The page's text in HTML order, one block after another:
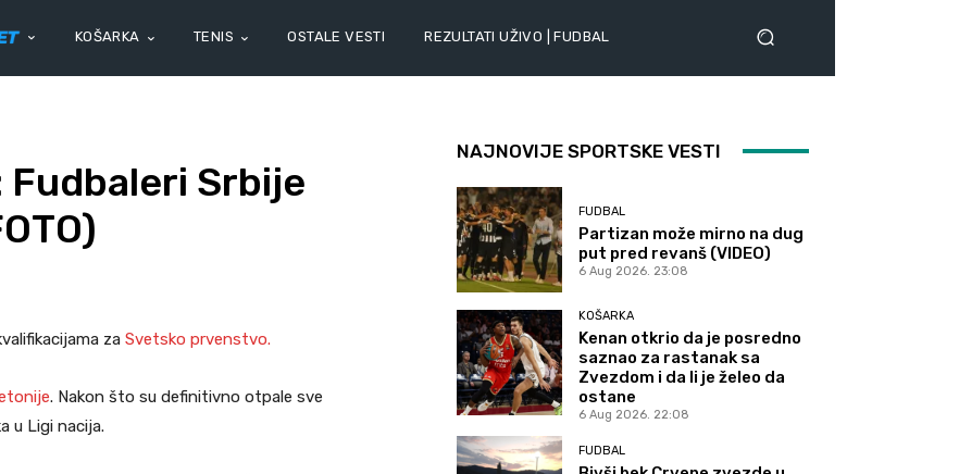
KOŠARKA TENIS OSTALE VESTI REZULTATI UŽIVO | FUDBAL
Fudbaleri Srbije
za Svetsko prvenstvo.
. Nakon što su definitivno otpale sve
u Ligi nacija.
NAJNOVIJE SPORTSKE VESTI
FUDBAL
Partizan može mirno na dug
put pred revanš (VIDEO)
6 Aug 2026. 23:08
KOŠARKA
Kenan otkrio da je posredno
saznao za rastanak sa
Zvezdom i da li je želeo da
ostane
6 Aug 2026. 22:08
FUDBAL